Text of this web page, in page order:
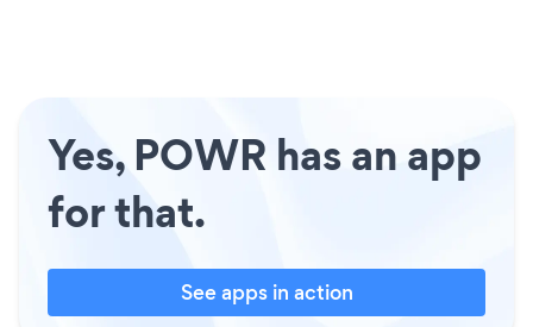
Yes, POWR has an app
for that.
See apps in action